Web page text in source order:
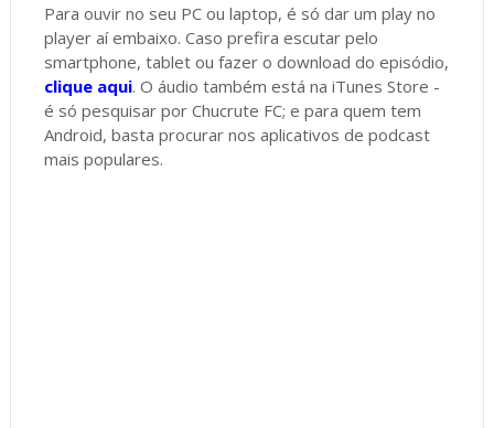
Para ouvir no seu PC ou laptop, é só dar um play no
player aí embaixo. Caso prefira escutar pelo
smartphone, tablet ou fazer o download do episódio,
clique aqui. O áudio também está na iTunes Store -
é só pesquisar por Chucrute FC; e para quem tem
Android, basta procurar nos aplicativos de podcast
mais populares.